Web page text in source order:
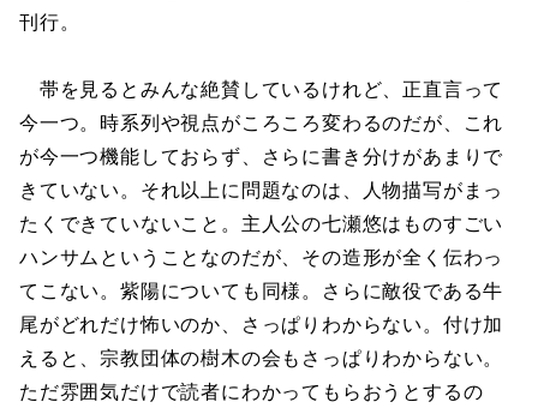
刊行。
帯を見るとみんな絶賛しているけれど、正直言って
今一つ。時系列や視点がころころ変わるのだが、これ
が今一つ機能しておらず、さらに書き分けがあまりで
きていない。それ以上に問題なのは、人物描写がまっ
たくできていないこと。主人公の七瀬悠はものすごい
ハンサムということなのだが、その造形が全く伝わっ
てこない。紫陽についても同様。さらに敵役である牛
尾がどれだけ怖いのか、さっぱりわからない。付け加
えると、宗教団体の樹木の会もさっぱりわからない。
ただ雰囲気だけで読者にわかってもらおうとするの